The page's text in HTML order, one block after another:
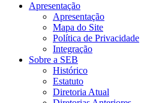
Apresentação
Apresentação
Mapa do Site
Política de Privacidade
Integração
Sobre a SEB
Histórico
Estatuto
Diretoria Atual